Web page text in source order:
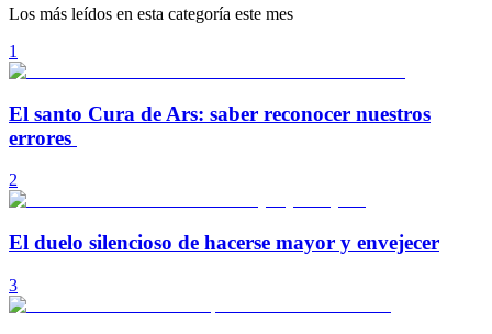
Los más leídos en esta categoría este mes
1
El santo Cura de Ars: saber reconocer nuestros
errores
2
El duelo silencioso de hacerse mayor y envejecer
3